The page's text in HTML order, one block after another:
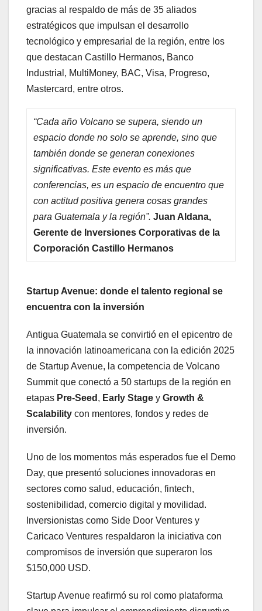
gracias al respaldo de más de 35 aliados
estratégicos que impulsan el desarrollo
tecnológico y empresarial de la región, entre los
que destacan Castillo Hermanos, Banco
Industrial, MultiMoney, BAC, Visa, Progreso,
Mastercard, entre otros.
“Cada año Volcano se supera, siendo un
espacio donde no solo se aprende, sino que
también donde se generan conexiones
significativas. Este evento es más que
conferencias, es un espacio de encuentro que
con actitud positiva genera cosas grandes
para Guatemala y la región”. Juan Aldana,
Gerente de Inversiones Corporativas de la
Corporación Castillo Hermanos
Startup Avenue: donde el talento regional se
encuentra con la inversión
Antigua Guatemala se convirtió en el epicentro de
la innovación latinoamericana con la edición 2025
de Startup Avenue, la competencia de Volcano
Summit que conectó a 50 startups de la región en
etapas Pre-Seed , Early Stage y Growth &
Scalability con mentores, fondos y redes de
inversión.
Uno de los momentos más esperados fue el Demo
Day, que presentó soluciones innovadoras en
sectores como salud, educación, fintech,
sostenibilidad, comercio digital y movilidad.
Inversionistas como Side Door Ventures y
Caricaco Ventures respaldaron la iniciativa con
compromisos de inversión que superaron los
$150,000 USD.
Startup Avenue reafirmó su rol como plataforma